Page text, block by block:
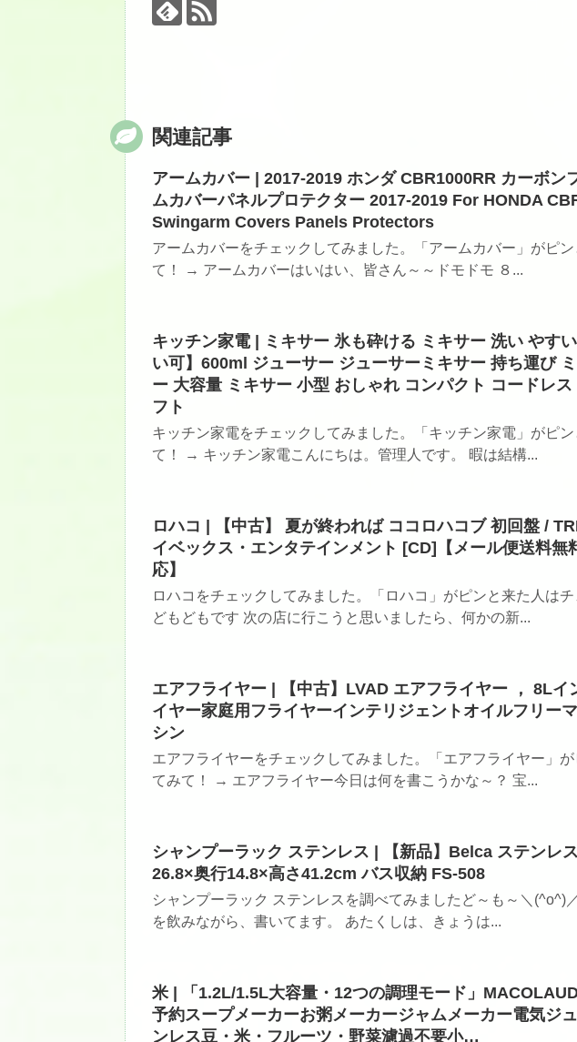
関連記事
アームカバー | 2017-2019 ホンダ CBR1000RR カーボン
ムカバーパネルプロテクター 2017-2019 For HONDA
Swingarm Covers Panels Protectors
アームカバーをチェックしてみました。「アームカバー」がピ
て！ → アームカバーはいはい、皆さん～～ドモドモ ８...
キッチン家電 | ミキサー 氷も砕ける ミキサー 洗い やす
い可】600ml ジューサー ジューサーミキサー 持ち運び
ー 大容量 ミキサー 小型 おしゃれ コンパクト コードレ
フト
キッチン家電をチェックしてみました。「キッチン家電」がピ
て！ → キッチン家電こんにちは。管理人です。 暇は結構...
ロハコ | 【中古】 夏が終われば ココロハコブ 初回盤 /
イベックス・エンタテインメント [CD]【メール便送料無
応】
ロハコをチェックしてみました。「ロハコ」がピンと来た人は
どもどもです 次の店に行こうと思いましたら、何かの新...
エアフライヤー | 【中古】LVAD エアフライヤー ， 8Lイ
イヤー家庭用フライヤーインテリジェントオイルフリー
シン
エアフライヤーをチェックしてみました。「エアフライヤー」
てみて！ → エアフライヤー今日は何を書こうかな～？ 宝...
シャンプーラック ステンレス | 【新品】Belca ステンレ
26.8×奥行14.8×高さ41.2cm バス収納 FS-508
シャンプーラック ステンレスを調べてみましたど～も～＼(^o^)
を飲みながら、書いてます。 あたくしは、きょうは...
米 | 「1.2L/1.5L大容量・12つの調理モード」
予約スープメーカーお粥メーカージャムメーカー電気ジ
ンレス豆・米・フルーツ・野菜濾過不要小…